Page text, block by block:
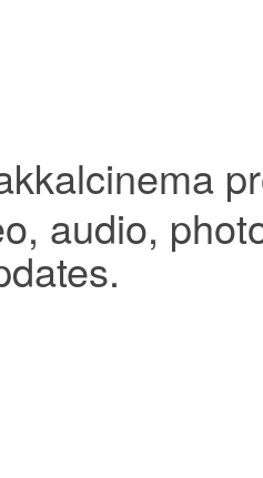
audio,